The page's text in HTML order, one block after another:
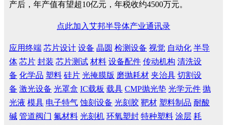
产后，年产值有望超10亿元，年税收约4500万元。
点此加入艾邦半导体产业通讯录
应用终端 芯片设计 设备 晶圆 检测设备 视觉 自动化 半导
体 芯片 封装 芯片测试 材料 设备配件 传动机构 清洗设
备 化学品 塑料 硅片 光掩膜版 磨抛耗材 夹治具 切割设
备 激光设备 光罩盒 IC载板 载具 CMP抛光垫 光学元件 抛
光液 模具 电子特气 蚀刻设备 光刻胶 靶材 塑料制品 耐酸
碱 管道阀门 氟材料 光刻机 环氧塑封 特种塑料 涂层 耗